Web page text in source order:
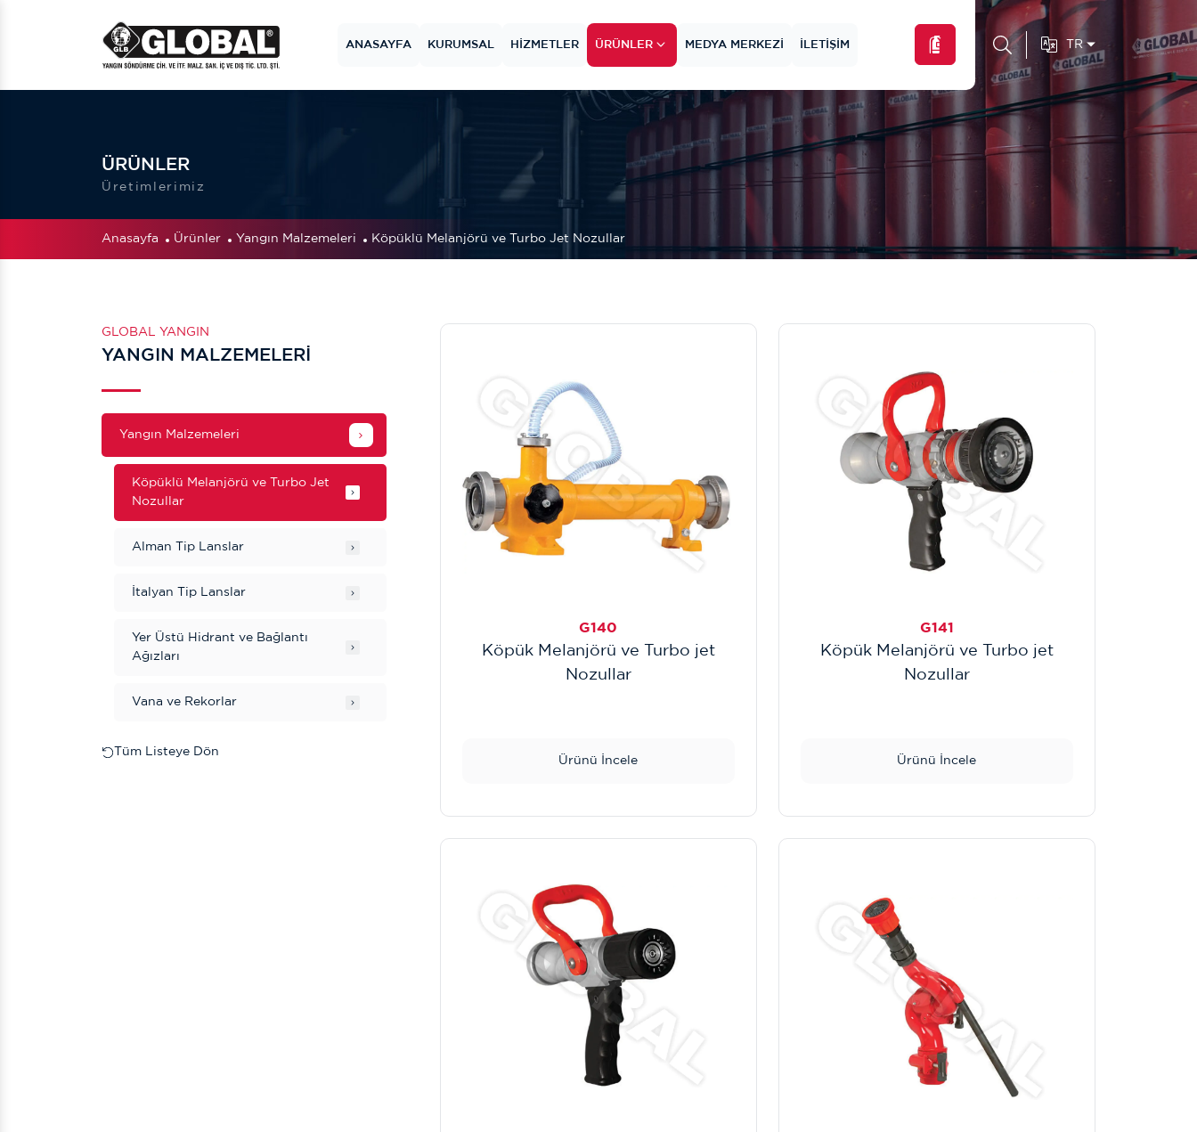
ANASAYFA KURUMSAL HIZMETLER ÜRÜNLER MEDYA MERKEZI İLETIŞIM TR
ÜRÜNLER
Üretimlerimiz
Anasayfa Ürünler Yangın Malzemeleri Köpüklü Melanjörü ve Turbo Jet Nozullar
GLOBAL YANGIN
YANGIN MALZEMELERI
Yangın Malzemeleri
Köpüklü Melanjörü ve Turbo Jet
Nozullar
Alman Tip Lanslar
İtalyan Tip Lanslar
Yer Üstü Hidrant ve Bağlantı
Ağızları
Vana ve Rekorlar
Tüm Listeye Dön
G140
Köpük Melanjörü ve Turbo jet
Nozullar
Ürünü İncele
G141
Köpük Melanjörü ve Turbo jet
Nozullar
Ürünü İncele